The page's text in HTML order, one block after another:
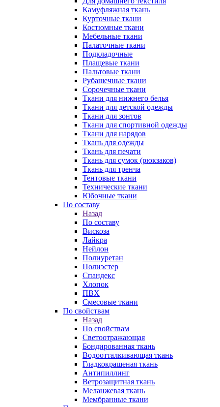
Камуфляжная ткань
Курточные ткани
Костюмные ткани
Мебельные ткани
Палаточные ткани
Подкладочные
Плащевые ткани
Пальтовые ткани
Рубашечные ткани
Сорочечные ткани
Ткани для нижнего белья
Ткани для детской одежды
Ткани для зонтов
Ткани для спортивной одежды
Ткани для нарядов
Ткань для одежды
Ткань для печати
Ткань для сумок (рюкзаков)
Ткань для тренча
Тентовые ткани
Технические ткани
Юбочные ткани
По составу
Назад
По составу
Вискоза
Лайкра
Нейлон
Полиуретан
Полиэстер
Спандекс
Хлопок
ПВХ
Смесовые ткани
По свойствам
Назад
По свойствам
Светоотражающая
Бондированная ткань
Водоотталкивающая ткань
Гладкокрашеная ткань
Антипиллинг
Ветрозащитная ткань
Меланжевая ткань
Мембранные ткани